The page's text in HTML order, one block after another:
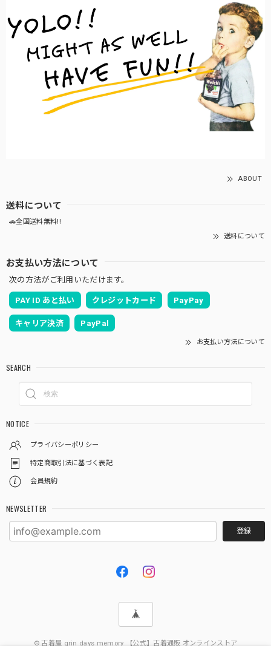
ABOUT
送料について
🚗全国送料無料!!
送料について
お支払い方法について
次の方法がご利用いただけます。
PAY ID あと払い クレジットカード PayPay
キャリア決済 PayPal
お支払い方法について
SEARCH
NOTICE
プライバシーポリシー
特定商取引法に基づく表記
会員規約
NEWSLETTER
登録
© 古着屋 grin days memory 【公式】古着通販 オンラインストア